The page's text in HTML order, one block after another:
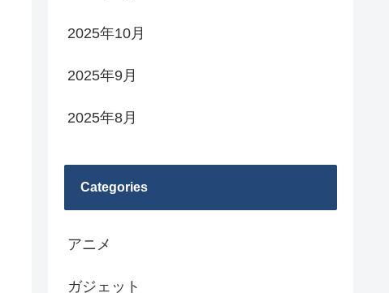
2025年10月
2025年9月
2025年8月
Categories
アニメ
ガジェット